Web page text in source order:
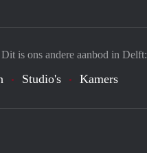
is ons andere aanbod in Delft:
Studio's Kamers